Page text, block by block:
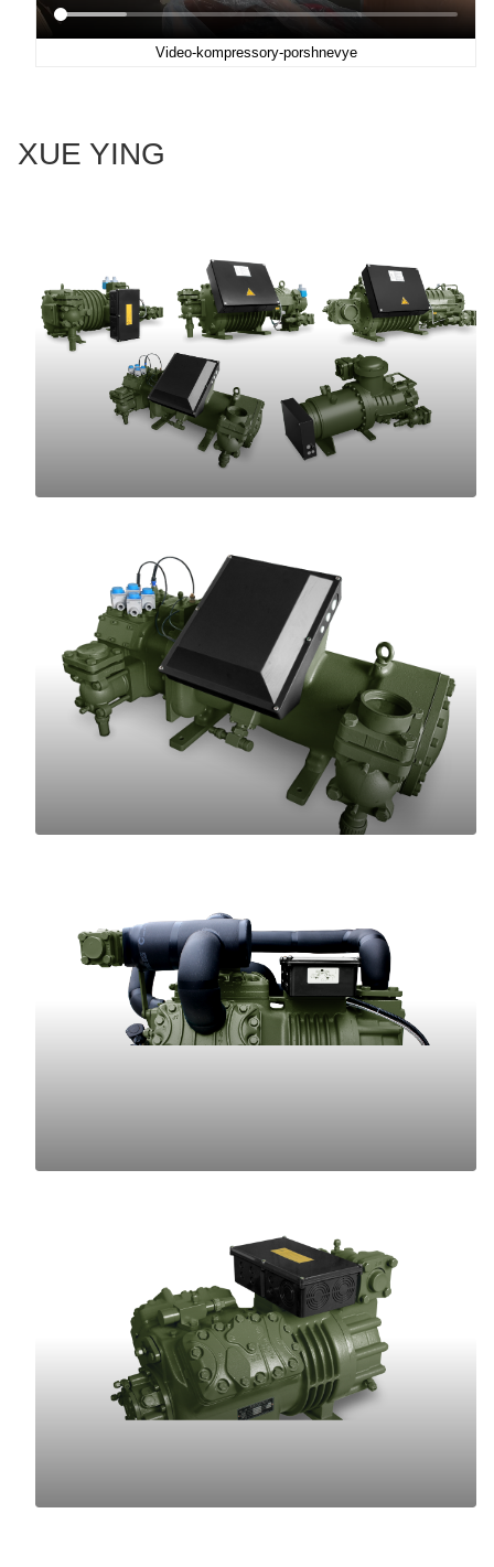
Video-kompressory-porshnevye
XUE YING